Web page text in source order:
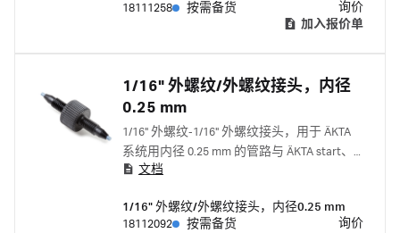
18111258
按需备货
询价
加入报价单
1/16" 外螺纹/外螺纹接头，内径
0.25 mm
1/16" 外螺纹-1/16" 外螺纹接头，用于 ÄKTA
系统用内径 0.25 mm 的管路与 ÄKTA start、
ÄKTA go、ÄKTA pure 和 ÄKTA avant 配套使
文档
1/16" 外螺纹/外螺纹接头，内径0.25 mm
18112092
按需备货
询价